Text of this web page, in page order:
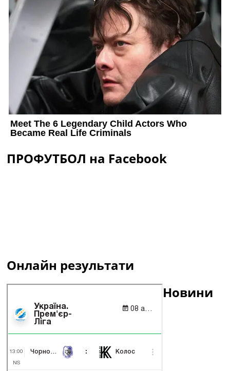
ПРОФУТБОЛ на Facebook
Онлайн результати
Новини